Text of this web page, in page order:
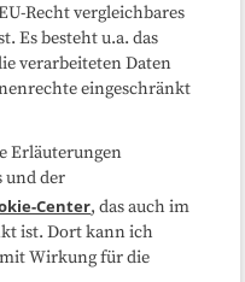
Recht vergleichbares
Es besteht u.a. das
verarbeiteten Daten
eingeschränkt
Erläuterungen
und der
Center, das auch im
ist. Dort kann ich
Wirkung für die